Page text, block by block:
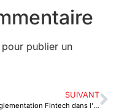
pour publier un
SUIVANT
Réglementation Fintech dans l’UEMOA : Izaqa éclaire les acteurs du secteur